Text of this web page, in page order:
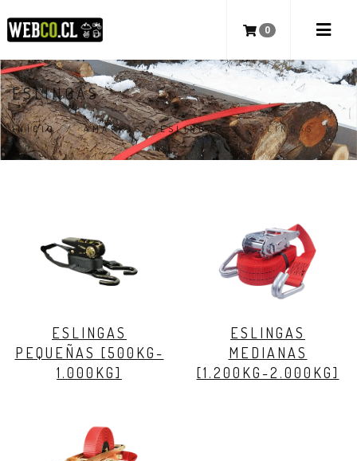
0
ESLINGAS
INICIO/AMARRAS Y ESLINGAS/ESLINGAS
ESLINGAS
PEQUEÑAS [500KG-
1.000KG]
ESLINGAS
MEDIANAS
[1.200KG-2.000KG]